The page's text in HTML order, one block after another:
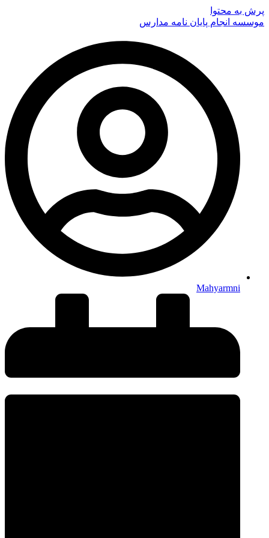
پرش به محتوا
موسسه انجام پایان نامه مدارس
Mahyarmni